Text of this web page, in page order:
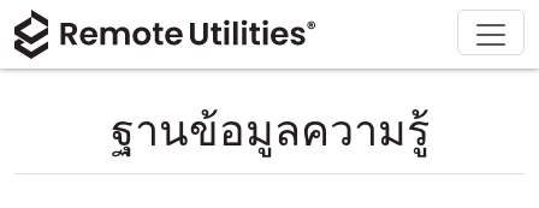
ฐานข้อมูลความรู้
ผลิตภัณฑ์
ความปลอดภัย
โซลูชัน
การผลิตและการค้าปลีก
ดาวน์โหลด
ซื้อ
ผู้ช่วยใบอนุญาต
สนับสนุน
เอกสารประกอบ
เกี่ยวกับ